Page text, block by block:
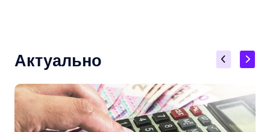
Актуально